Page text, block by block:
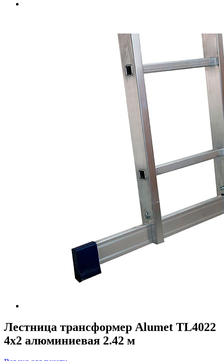
Лестница трансформер Alumet TL4022
4х2 алюминиевая 2.42 м